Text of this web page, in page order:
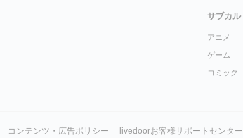
サブカル
アニメ
ゲーム
コミック
コンテンツ・広告ポリシー livedoorお客様サポートセンター